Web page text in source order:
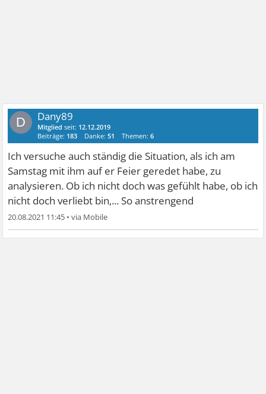
D Dany89
Mitglied seit: 12.12.2019
Beiträge: 183 Danke:51 Themen:6
Ich versuche auch ständig die Situation, als ich am
Samstag mit ihm auf er Feier geredet habe, zu
analysieren. Ob ich nicht doch was gefühlt habe, ob ich
nicht doch verliebt bin,... So anstrengend
20.08.2021 11:45 •